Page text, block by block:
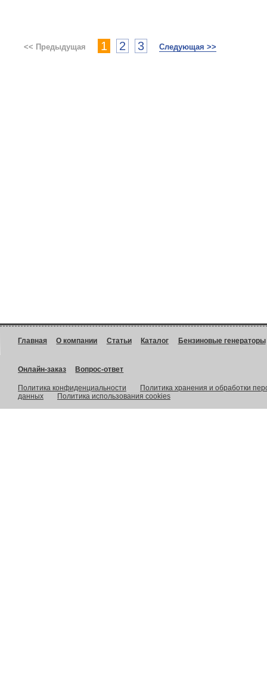
<< Предыдущая 1 2 3 Следующая >>
Главная О компании Статьи Каталог Бензиновые генераторы
Онлайн-заказ Вопрос-ответ
Политика конфиденциальности
Политика хранения и обработки
данных
Политика использования cookies